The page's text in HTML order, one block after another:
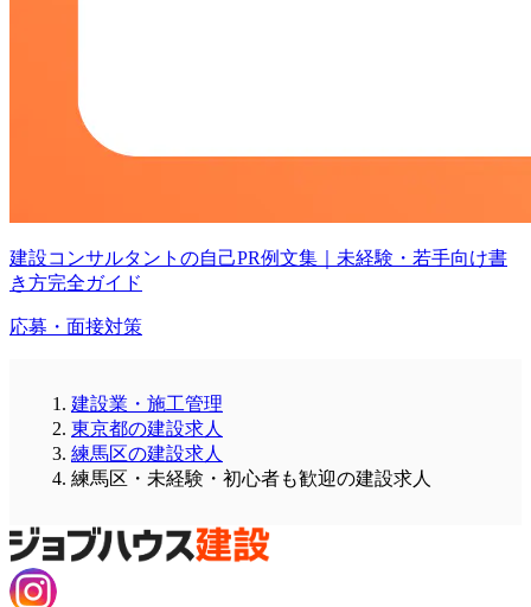
建設コンサルタントの自己PR例文集｜未経験・若手向け書
き方完全ガイド
応募・面接対策
建設業・施工管理
東京都の建設求人
練馬区の建設求人
練馬区・未経験・初心者も歓迎の建設求人